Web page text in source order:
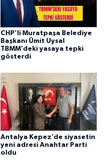
CHP’li Muratpaşa Belediye
Başkanı Ümit Uysal
TBMM’deki yasaya tepki
gösterdi
Antalya Kepez’de siyasetin
yeni adresi Anahtar Parti
oldu